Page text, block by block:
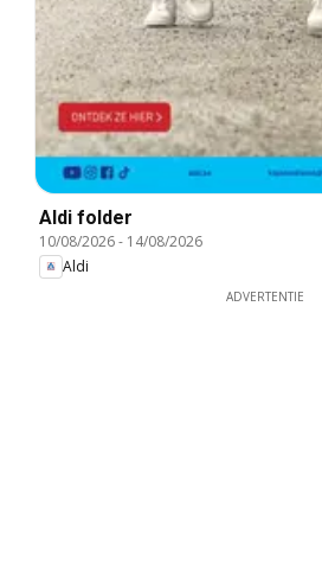
Aldi folder
10/08/2026- 14/08/2026
Aldi
ADVERTENTIE